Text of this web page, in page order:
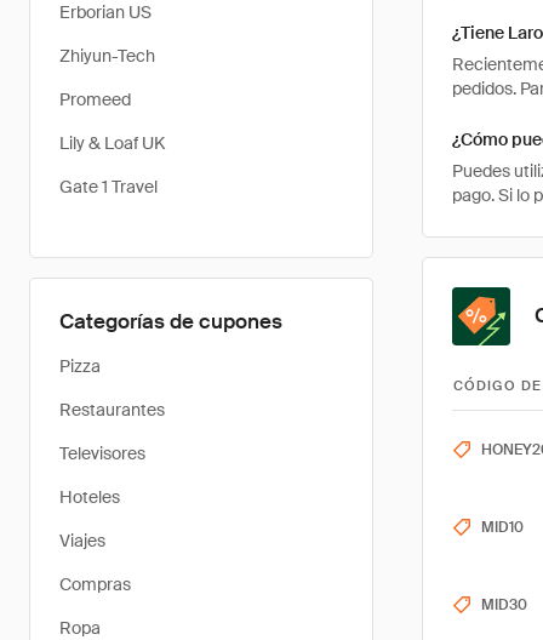
Erborian US
Zhiyun-Tech
Promeed
Lily & Loaf UK
Gate 1 Travel
Categorías de cupones
Pizza
Restaurantes
Televisores
Hoteles
Viajes
Compras
Ropa
¿Tiene
pedidos.
¿Cómo
Puedes
pago. Si lo
CÓDIGO
MID10
MID30